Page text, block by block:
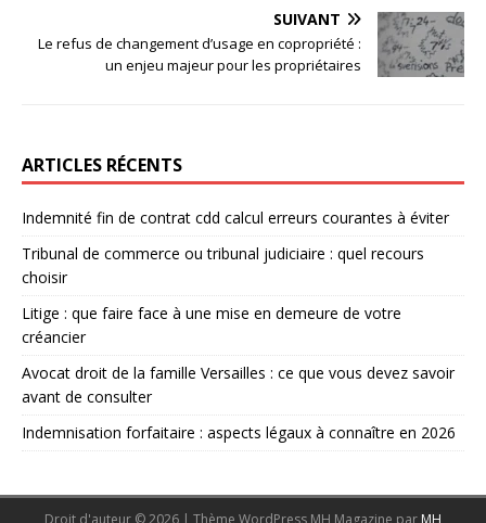
SUIVANT
Le refus de changement d’usage en copropriété :
un enjeu majeur pour les propriétaires
ARTICLES RÉCENTS
Indemnité fin de contrat cdd calcul erreurs courantes à éviter
Tribunal de commerce ou tribunal judiciaire : quel recours
choisir
Litige : que faire face à une mise en demeure de votre
créancier
Avocat droit de la famille Versailles : ce que vous devez savoir
avant de consulter
Indemnisation forfaitaire : aspects légaux à connaître en 2026